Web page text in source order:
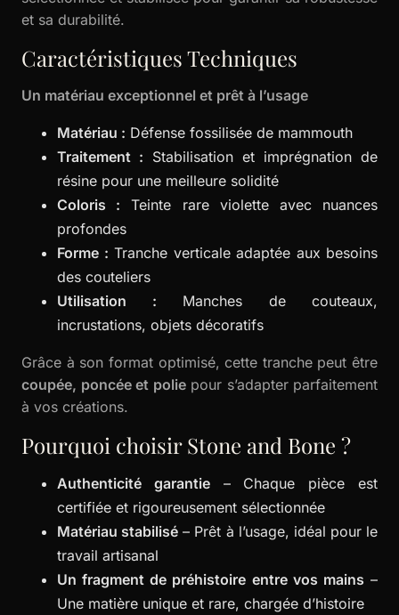
et sa durabilité.
Caractéristiques Techniques
Un matériau exceptionnel et prêt à l’usage
Matériau : Défense fossilisée de mammouth
Traitement : Stabilisation et imprégnation de
résine pour une meilleure solidité
Coloris : Teinte rare violette avec nuances
profondes
Forme : Tranche verticale adaptée aux besoins
des couteliers
Utilisation : Manches de couteaux,
incrustations, objets décoratifs
Grâce à son format optimisé, cette tranche peut être
coupée, poncée et poliepour s’adapter parfaitement
à vos créations.
Pourquoi choisir Stone and Bone ?
Authenticité garantie– Chaque pièce est
certifiée et rigoureusement sélectionnée
Matériau stabilisé – Prêt à l’usage, idéal pour le
travail artisanal
Un fragment de préhistoire entre vos mains –
Une matière unique et rare, chargée d’histoire